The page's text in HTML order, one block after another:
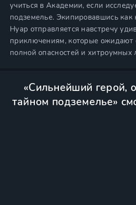
учиться в Академии, если
подземелье. Экипировавшись как
Нуар отправляется навстречу
приключениям, которые ожидают
полной опасностей и хитроумных
«Сильнейший герой,
тайном подземелье»